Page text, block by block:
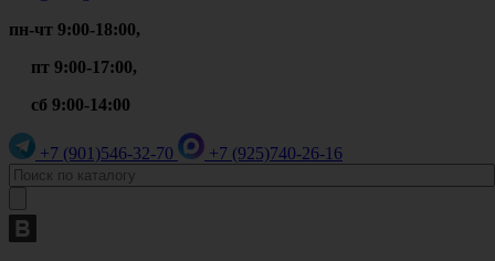
пн-чт 9:00-18:00,
пт 9:00-17:00,
сб 9:00-14:00
+7 (901)546-32-70 +7 (925)740-26-16